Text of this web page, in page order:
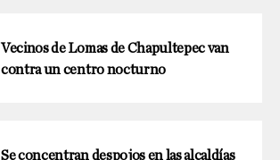
Vecinos de Lomas de Chapultepec van
contra un centro nocturno
Se concentran despojos en las alcaldías